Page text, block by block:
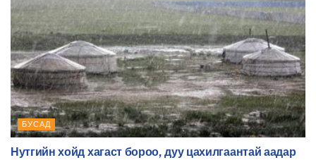
БУСАД
Нутгийн хойд хагаст бороо, дуу цахилгаантай аадар